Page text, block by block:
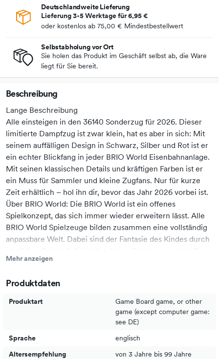
Deutschlandweite Lieferung
Lieferung 3-5 Werktage für6,95 €
oder kostenlos ab 75,00 € Mindestbestellwert
Selbstabholung vor Ort
Sie holen das Produkt im Geschäft selbst ab, die Ware
liegt für Sie bereit.
Beschreibung
Lange Beschreibung
Alle einsteigen in den 36140 Sonderzug für 2026. Dieser
limitierte Dampfzug ist zwar klein, hat es aber in sich: Mit
seinem auffälligen Design in Schwarz, Silber und Rot ist er
ein echter Blickfang in jeder BRIO World Eisenbahnanlage.
Mit seinen klassischen Details und kräftigen Farben ist er
ein Muss für Sammler und kleine Zugfans. Nur für kurze
Zeit erhältlich – hol ihn dir, bevor das Jahr 2026 vorbei ist.
Über BRIO World: Die BRIO World ist ein offenes
Spielkonzept, das sich immer wieder erweitern lässt. Alle
BRIO World Spielzeuge bilden zusammen eine vollständig
anpassbare Welt. Dabei sind der Fantasie des Kindes durch
Holz-Dampflok kann kinderleicht in die Eisenbahn-Welt
36140 Sondereditionszug 2026 enthält 2 Teile: 1x
Sondereditionslok aus Holz, 1x Holz-Wagen
Mehr anzeigen
Produktdaten
Produktart
Game Board game, or other
game (except computer game:
see DE)
Sprache
englisch
Altersempfehlung
von 3 Jahre bis 99 Jahre